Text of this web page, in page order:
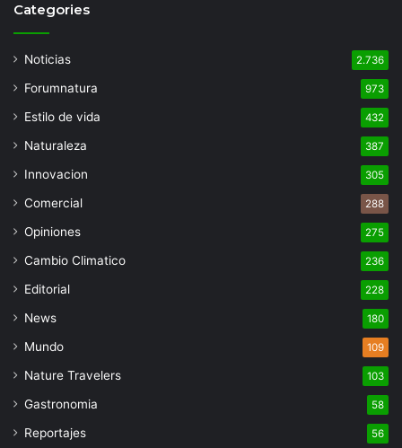
Categories
Noticias 2.736
Forumnatura 973
Estilo de vida 432
Naturaleza 387
Innovacion 305
Comercial 288
Opiniones 275
Cambio Climatico 236
Editorial 228
News 180
Mundo 109
Nature Travelers 103
Gastronomia 58
Reportajes 56